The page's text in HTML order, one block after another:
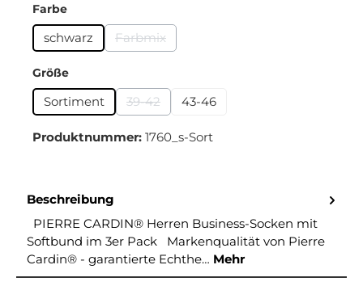
Farbeauswählen
schwarz Farbmix
(Diese Option ist zurzeit nicht verfügbar.)
Größeauswählen
Sortiment 39-42
(Diese Option ist zurzeit nicht verfügbar.)
43-46
Produktnummer: 1760_s-Sort
Beschreibung
PIERRE CARDIN® Herren Business-Socken mit
Softbund im 3er Pack Markenqualität von Pierre
Cardin® - garantierte Echthe… Mehr